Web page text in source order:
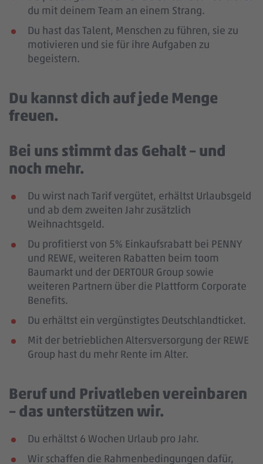
du mit deinem Team an einem Strang.
Du hast das Talent, Menschen zu führen, sie zu
motivieren und sie für ihre Aufgaben zu
begeistern.
Du kannst dich auf jede Menge
freuen.
Bei uns stimmt das Gehalt – und
noch mehr.
Du wirst nach Tarif vergütet, erhältst Urlaubsgeld
und ab dem zweiten Jahr zusätzlich
Weihnachtsgeld.
Du profitierst von 5% Einkaufsrabatt bei PENNY
und REWE, weiteren Rabatten beim toom
Baumarkt und der DERTOUR Group sowie
weiteren Partnern über die Plattform Corporate
Benefits.
Du erhältst ein vergünstigtes Deutschlandticket.
Mit der betrieblichen Altersversorgung der REWE
Group hast du mehr Rente im Alter.
Beruf und Privatleben vereinbaren
– das unterstützen wir.
Du erhältst 6 Wochen Urlaub pro Jahr.
Wir schaffen die Rahmenbedingungen dafür,